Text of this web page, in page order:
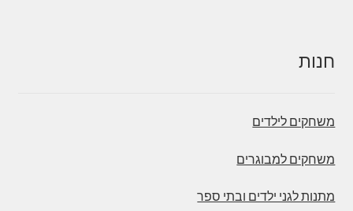
חנות
משחקים לילדים
משחקים למבוגרים
מתנות לגני ילדים ובתי ספר